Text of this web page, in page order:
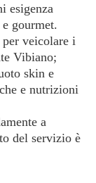
esigenza
gourmet.
veicolare i
Vibiano;
skin e
e nutrizioni
a
del servizio è